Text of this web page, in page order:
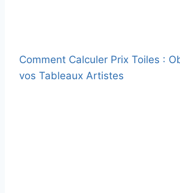
Comment Calculer Prix Toiles :
vos Tableaux Artistes